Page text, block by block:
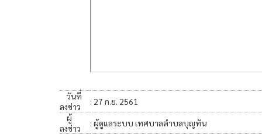
วันที่
ลงข่าว
: 27 ก.ย. 2561
ผู้
ลงข่าว
: ผู้ดูแลระบบ เทศบาลตำบลบุญทัน